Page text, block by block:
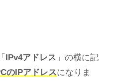
IPv4アドレス 」の横に記
のIPアドレスになりま